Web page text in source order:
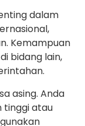
dalam
Kemampuan
bidang lain,
asing. Anda
tinggi atau